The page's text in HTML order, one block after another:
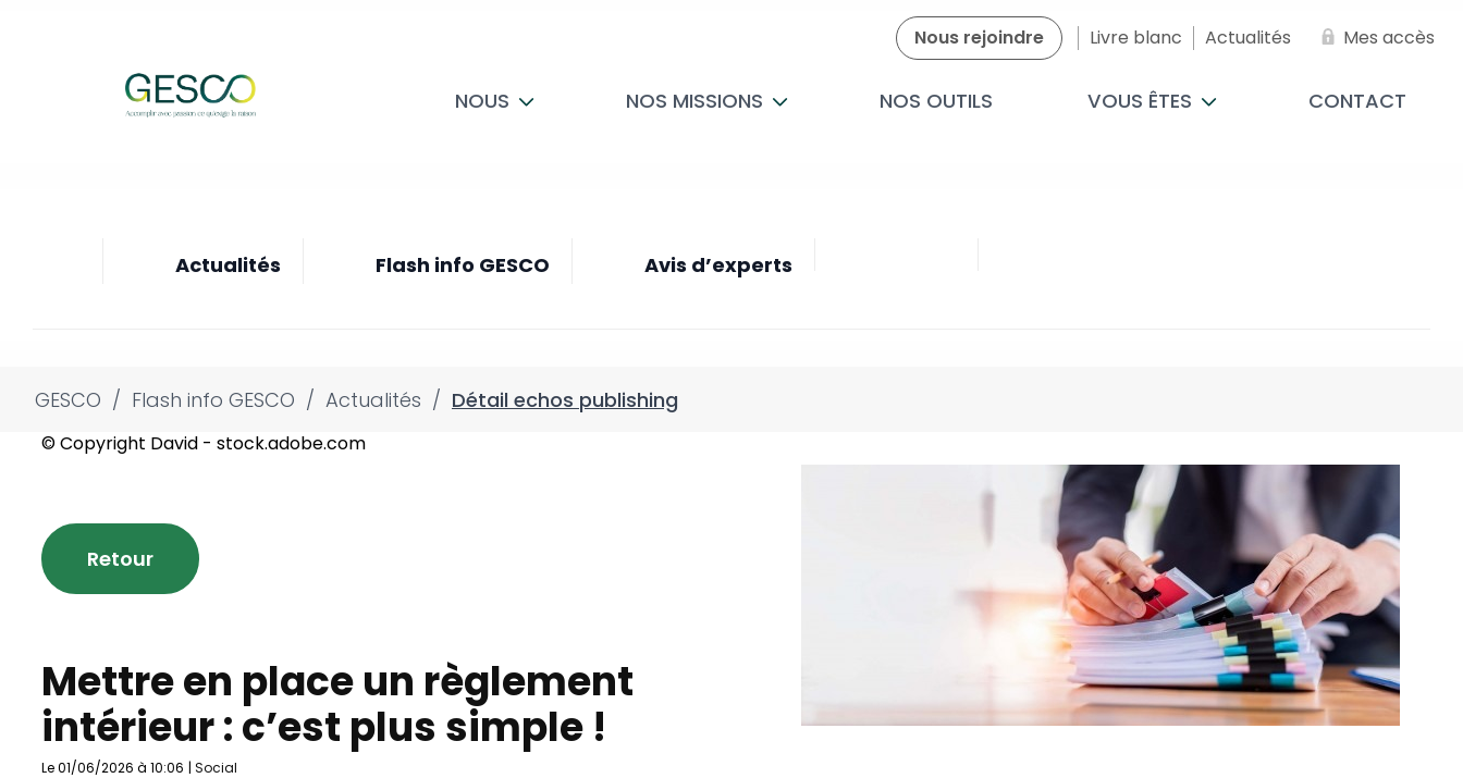
Nous rejoindre Livre blanc Actualités Mes accès
NOUS NOS MISSIONS NOS OUTILS VOUS ÊTES CONTACT
Actualités Flash info GESCO Avis d’experts
GESCO / Flash info GESCO / Actualités / Détail echos publishing
© Copyright David - stock.adobe.com
Retour
Mettre en place un règlement
intérieur : c’est plus simple !
Le 01/06/2026 à 10:06 | Social